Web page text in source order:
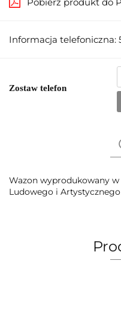
Informacja telefoniczna:
Zostaw telefon
Wazon wyprodukowany w
Ludowego i